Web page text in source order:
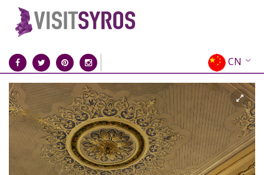
CN
EN
EL
FR
DE